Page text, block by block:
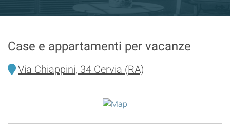
Case e appartamenti per vacanze
Via Chiappini, 34 Cervia (RA)